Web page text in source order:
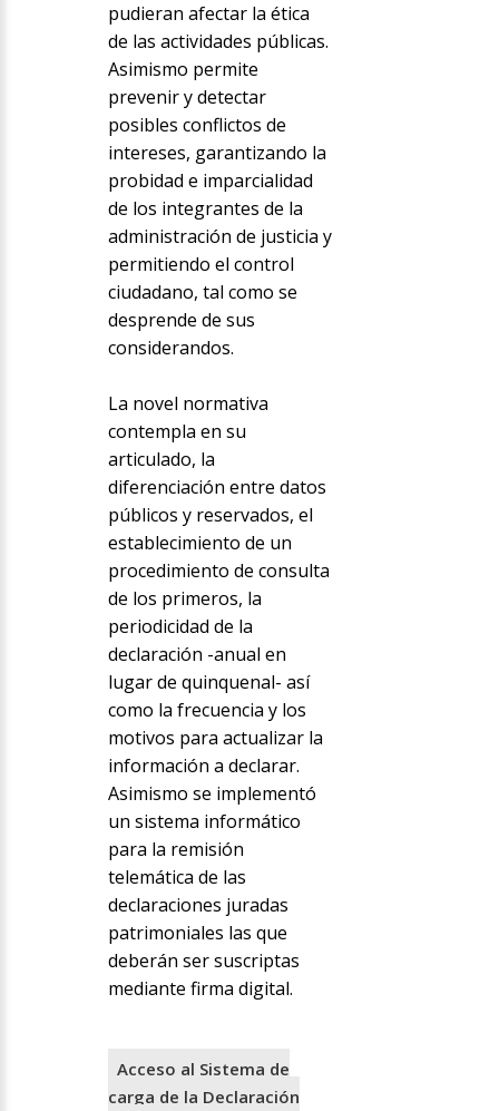
pudieran afectar la ética
de las actividades públicas.
Asimismo permite
prevenir y detectar
posibles conflictos de
intereses, garantizando la
probidad e imparcialidad
de los integrantes de la
administración de justicia y
permitiendo el control
ciudadano, tal como se
desprende de sus
considerandos.
La novel normativa
contempla en su
articulado, la
diferenciación entre datos
públicos y reservados, el
establecimiento de un
procedimiento de consulta
de los primeros, la
periodicidad de la
declaración -anual en
lugar de quinquenal- así
como la frecuencia y los
motivos para actualizar la
información a declarar.
Asimismo se implementó
un sistema informático
para la remisión
telemática de las
declaraciones juradas
patrimoniales las que
deberán ser suscriptas
mediante firma digital.
Acceso al Sistema de
carga de la Declaración